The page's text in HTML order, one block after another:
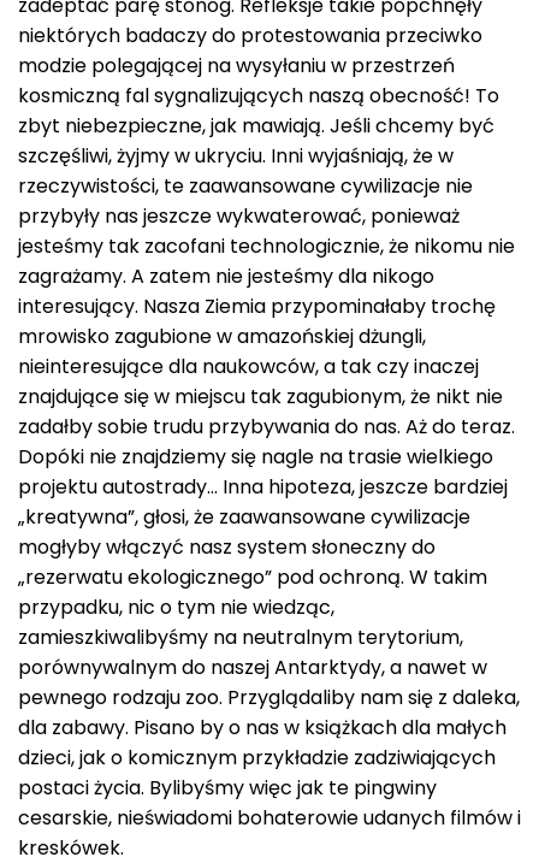
niektórych badaczy do protestowania przeciwko
modzie polegającej na wysyłaniu w przestrzeń
kosmiczną fal sygnalizujących naszą obecność! To
zbyt niebezpieczne, jak mawiają. Jeśli chcemy być
szczęśliwi, żyjmy w ukryciu. Inni wyjaśniają, że w
rzeczywistości, te zaawansowane cywilizacje nie
przybyły nas jeszcze wykwaterować, ponieważ
jesteśmy tak zacofani technologicznie, że nikomu nie
zagrażamy. A zatem nie jesteśmy dla nikogo
interesujący. Nasza Ziemia przypominałaby trochę
mrowisko zagubione w amazońskiej dżungli,
nieinteresujące dla naukowców, a tak czy inaczej
znajdujące się w miejscu tak zagubionym, że nikt nie
zadałby sobie trudu przybywania do nas. Aż do teraz.
Dopóki nie znajdziemy się nagle na trasie wielkiego
projektu autostrady… Inna hipoteza, jeszcze bardziej
„kreatywna”, głosi, że zaawansowane cywilizacje
mogłyby włączyć nasz system słoneczny do
„rezerwatu ekologicznego” pod ochroną. W takim
przypadku, nic o tym nie wiedząc,
zamieszkiwalibyśmy na neutralnym terytorium,
porównywalnym do naszej Antarktydy, a nawet w
pewnego rodzaju zoo. Przyglądaliby nam się z daleka,
dla zabawy. Pisano by o nas w książkach dla małych
dzieci, jak o komicznym przykładzie zadziwiających
postaci życia. Bylibyśmy więc jak te pingwiny
cesarskie, nieświadomi bohaterowie udanych filmów i
kreskówek.